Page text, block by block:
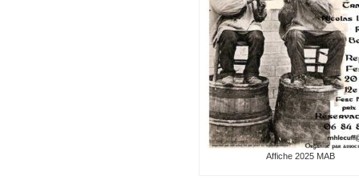
Affiche 2025 MAB